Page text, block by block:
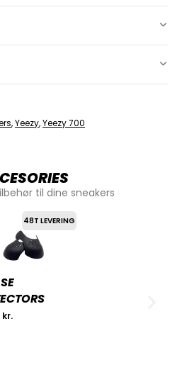
,Yeezy,Yeezy 700
til dine sneakers
48T LEVERING
kr.